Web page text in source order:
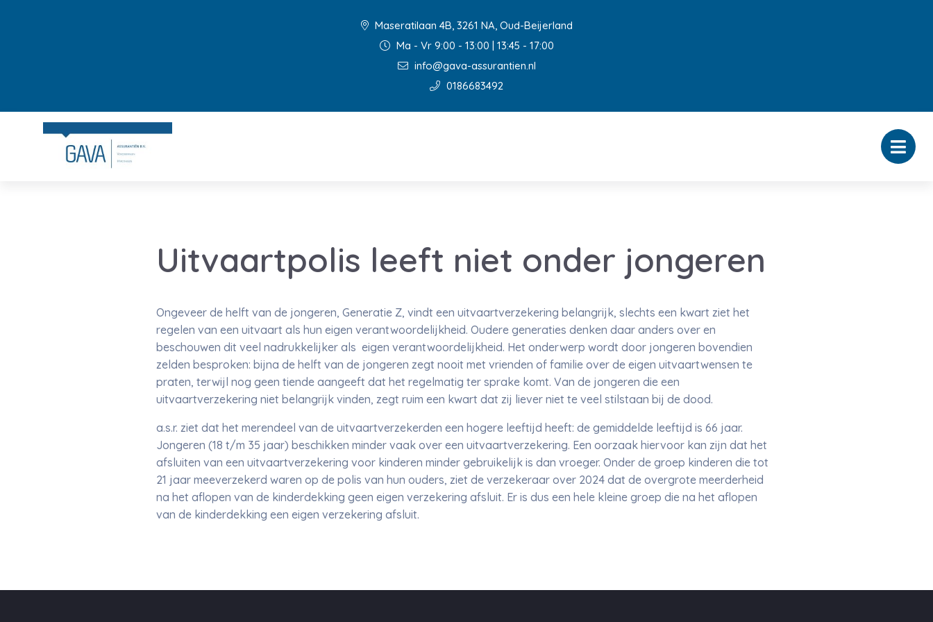
Maseratilaan 4B, 3261 NA, Oud-Beijerland
Ma - Vr 9:00 - 13:00 | 13:45 - 17:00
info@gava-assurantien.nl
0186683492
Uitvaartpolis leeft niet onder jongeren
Ongeveer de helft van de jongeren, Generatie Z, vindt een uitvaartverzekering belangrijk, slechts een kwart ziet het
regelen van een uitvaart als hun eigen verantwoordelijkheid. Oudere generaties denken daar anders over en
beschouwen dit veel nadrukkelijker als eigen verantwoordelijkheid. Het onderwerp wordt door jongeren bovendien
zelden besproken: bijna de helft van de jongeren zegt nooit met vrienden of familie over de eigen uitvaartwensen te
praten, terwijl nog geen tiende aangeeft dat het regelmatig ter sprake komt. Van de jongeren die een
uitvaartverzekering niet belangrijk vinden, zegt ruim een kwart dat zij liever niet te veel stilstaan bij de dood.
a.s.r. ziet dat het merendeel van de uitvaartverzekerden een hogere leeftijd heeft: de gemiddelde leeftijd is 66 jaar.
Jongeren (18 t/m 35 jaar) beschikken minder vaak over een uitvaartverzekering. Een oorzaak hiervoor kan zijn dat het
afsluiten van een uitvaartverzekering voor kinderen minder gebruikelijk is dan vroeger. Onder de groep kinderen die tot
21 jaar meeverzekerd waren op de polis van hun ouders, ziet de verzekeraar over 2024 dat de overgrote meerderheid
na het aflopen van de kinderdekking geen eigen verzekering afsluit. Er is dus een hele kleine groep die na het aflopen
van de kinderdekking een eigen verzekering afsluit.